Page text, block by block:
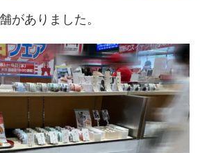
がありました。